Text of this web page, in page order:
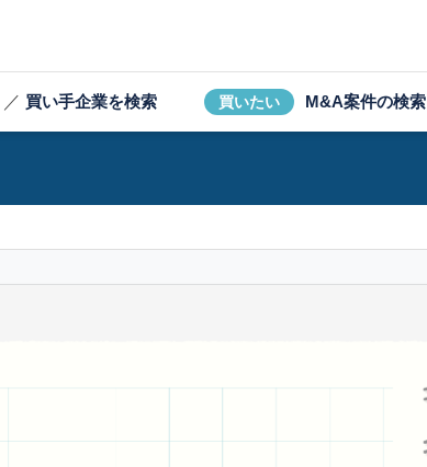
／ 買い手企業を検索 買いたい M&A案件の検索